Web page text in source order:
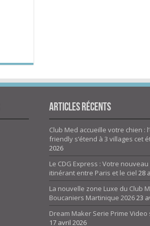
Articles Récents
Club Med accueille votre chien :
friendly s’étend à 3 villages cet
2026
Le CDG Express : Votre nouveau
itinérant entre Paris et le ciel 28
La nouvelle zone Luxe du Club
Boucaniers Martinique 202623
Dream Maker Serie Prime Video
17 avril 2026